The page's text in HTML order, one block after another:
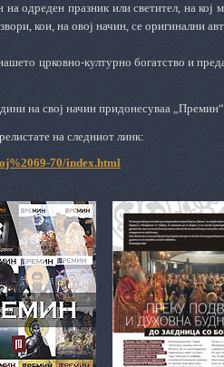
на одреден празник или светител, на
кои, на овој начин, се оригинални
црковно-културно богатство и
на свој начин придонесуваа
на следниот линк:
70/index.html